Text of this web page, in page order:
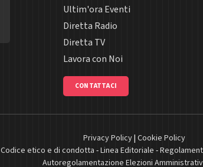
Ultim'ora Eventi
Diretta Radio
Diretta TV
Lavora con Noi
CONTATTACI
Privacy Policy| Cookie Policy
Codice etico e di condotta -Linea Editoriale -
Autoregolamentazione Elezioni